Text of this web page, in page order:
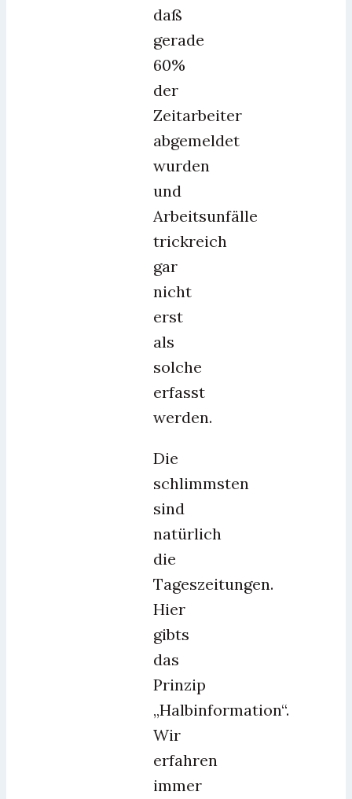
daß
gerade
60%
der
Zeitarbeiter
abgemeldet
wurden
und
Arbeitsunfälle
trickreich
gar
nicht
erst
als
solche
erfasst
werden.
Die
schlimmsten
sind
natürlich
die
Tageszeitungen.
Hier
gibts
das
Prinzip
„Halbinformation“.
Wir
erfahren
immer